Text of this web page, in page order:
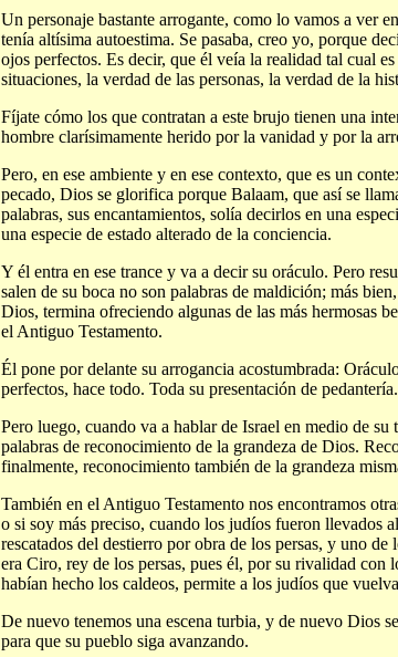
Un personaje bastante arrogante, como lo vamos a ver
tenía altísima autoestima. Se pasaba, creo yo, porque
ojos perfectos. Es decir, que él veía la realidad tal cual
situaciones, la verdad de las personas, la verdad de la
Fíjate cómo los que contratan a este brujo tienen una
hombre clarísimamente herido por la vanidad y por la
Pero, en ese ambiente y en ese contexto, que es un
pecado, Dios se glorifica porque Balaam, que así se
palabras, sus encantamientos, solía decirlos en una
una especie de estado alterado de la conciencia.
Y él entra en ese trance y va a decir su oráculo. Pero
salen de su boca no son palabras de maldición; más
Dios, termina ofreciendo algunas de las más hermosas
el Antiguo Testamento.
Él pone por delante su arrogancia acostumbrada:
perfectos, hace todo. Toda su presentación de pedantería.
Pero luego, cuando va a hablar de Israel en medio de su
palabras de reconocimiento de la grandeza de Dios.
finalmente, reconocimiento también de la grandeza
También en el Antiguo Testamento nos encontramos
o si soy más preciso, cuando los judíos fueron llevados
rescatados del destierro por obra de los persas, y uno
era Ciro, rey de los persas, pues él, por su rivalidad con
habían hecho los caldeos, permite a los judíos que
De nuevo tenemos una escena turbia, y de nuevo Dios
para que su pueblo siga avanzando.